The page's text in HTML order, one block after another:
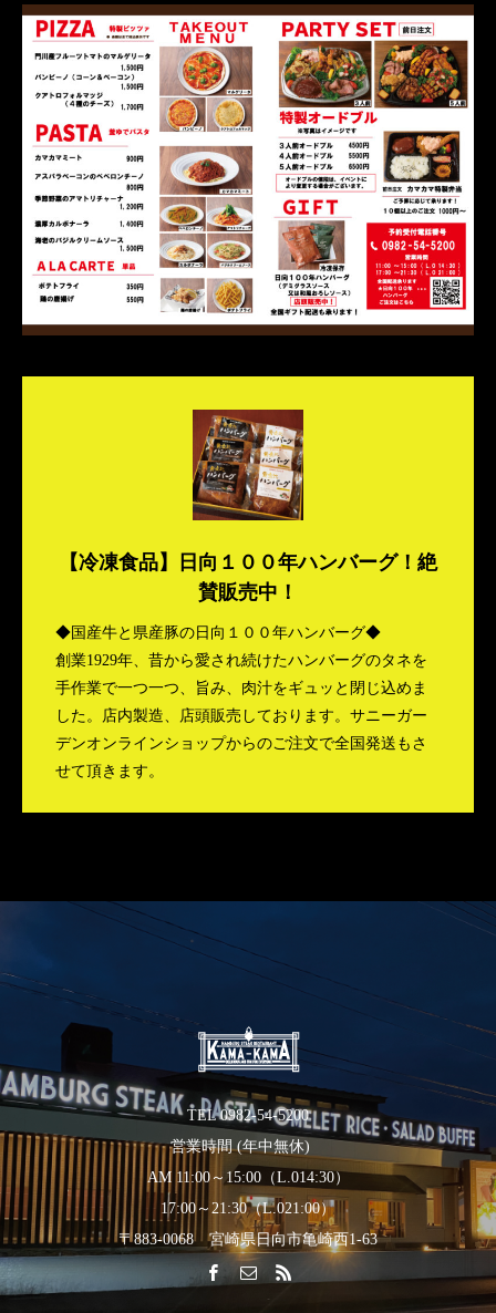
【冷凍食品】日向１００年ハンバーグ！絶
賛販売中！
◆国産牛と県産豚の日向１００年ハンバーグ◆
創業1929年、昔から愛され続けたハンバーグのタネを
手作業で一つ一つ、旨み、肉汁をギュッと閉じ込めま
した。店内製造、店頭販売しております。サニーガー
デンオンラインショップからのご注文で全国発送もさ
せて頂きます。
TEL 0982-54-5200
営業時間 (年中無休)
AM 11:00～15:00（L.014:30）
17:00～21:30（L.021:00）
〒883‐0068 宮崎県日向市亀崎西1-63